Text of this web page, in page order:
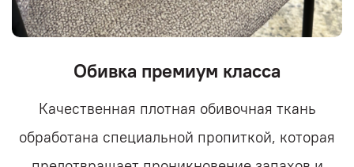
Обивка премиум класса
Качественная плотная обивочная ткань
обработана специальной пропиткой, которая